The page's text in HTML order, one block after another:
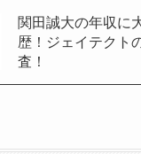
関田誠大の年収に
歴！ジェイテクト
査！